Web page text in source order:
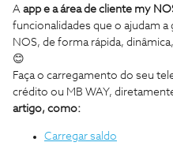
A app e a área de cliente my
funcionalidades que o ajudam
NOS, de forma rápida,
😊
Faça o carregamento do seu
crédito ou MB WAY,
artigo, como:
Carregar saldo